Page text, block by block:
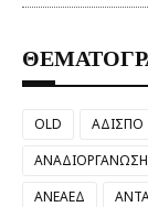
OLD ΑΔΙΣΠΟ
ΑΝΕΑΕΔ